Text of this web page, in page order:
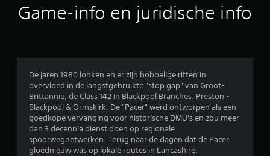
e
i
n
g
Game-info en juridische info
De jaren 1980 lonken en er zijn hobbelige ritten in
overvloed in de langstgebruikte "stop gap" van Groot-
Brittannië, de Class 142 in Blackpool Branches: Preston -
Blackpool & Ormskirk. De "Pacer" werd ontworpen als een
goedkope vervanging voor historische DMU's en zou meer
dan 3 decennia dienst doen op regionale
spoorwegnetwerken. Terug naar de dagen dat de Pacer
gloednieuw was op lokale routes in Lancashire.